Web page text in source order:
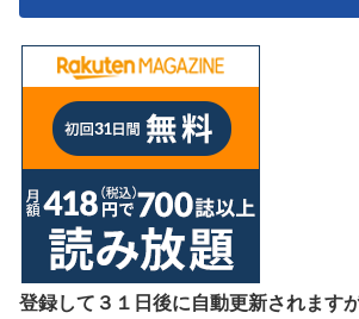
登録して３１日後に自動更新されます